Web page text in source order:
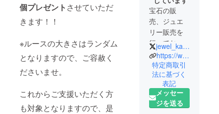
個プレゼント させていただ
きます！！
※ルースの大きさはランダム
となりますので、ご容赦く
ださいませ。
これからご支援いただく方
も対象となりますので、是
宝石の販
売、ジュエ
リー販売を
行っており
ます「ジュ
エリー・か
わさき」代
表の川崎と
申します。
現地の市場
jewel_kawasaki
https://www.jewelrykawasaki.com/
特定商取引
法に基づく
表記
メッセー
ジを送る